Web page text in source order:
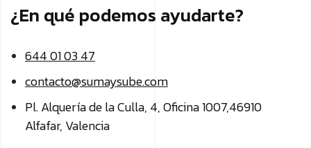
¿En qué podemos ayudarte?
644 01 03 47
contacto@sumaysube.com
Pl. Alquería de la Culla, 4, Oficina 1007,46910
Alfafar, Valencia